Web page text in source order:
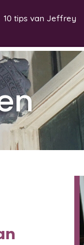
10 tips van Jeffrey